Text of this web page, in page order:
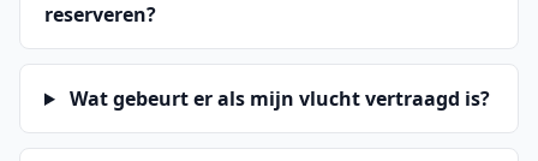
reserveren?
Wat gebeurt er als mijn vlucht vertraagd is?